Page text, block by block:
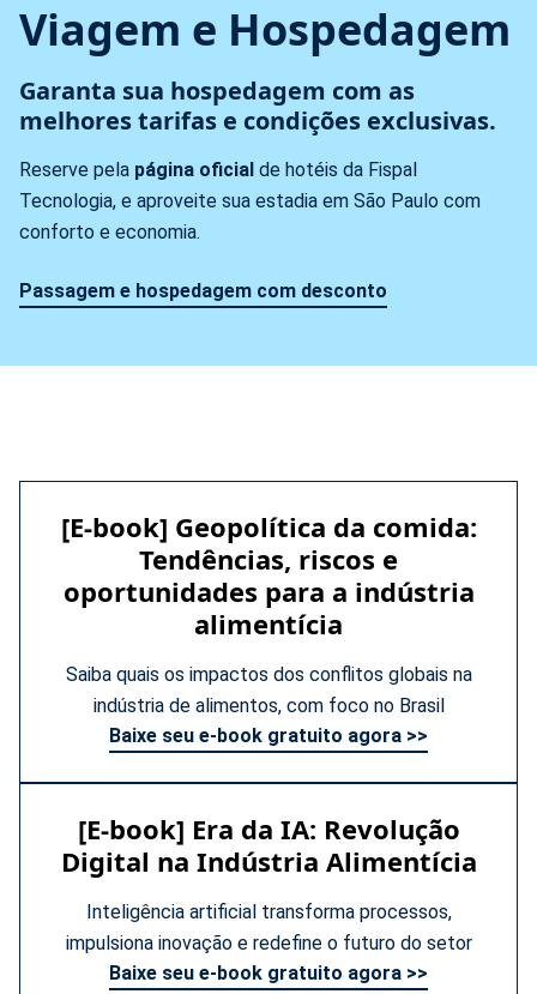
Viagem e Hospedagem
Garanta sua hospedagem com as
melhores tarifas e condições exclusivas.
Reserve pela página oficial de hotéis da Fispal
Tecnologia, e aproveite sua estadia em São Paulo com
conforto e economia.
Passagem e hospedagem com desconto
[E-book] Geopolítica da comida:
Tendências, riscos e
oportunidades para a indústria
alimentícia
Saiba quais os impactos dos conflitos globais na
indústria de alimentos, com foco no Brasil
Baixe seu e-book gratuito agora >>
[E-book] Era da IA: Revolução
Digital na Indústria Alimentícia
Inteligência artificial transforma processos,
impulsiona inovação e redefine o futuro do setor
Baixe seu e-book gratuito agora >>